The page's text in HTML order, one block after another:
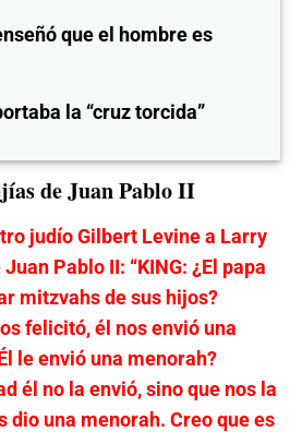
que el hombre es
la “cruz torcida”
de Juan Pablo II
judío Gilbert Levine a Larry
Juan Pablo II: “KING: ¿El papa
mitzvahs de sus hijos?
felicitó, él nos envió una
le envió una menorah?
él no la envió, sino que nos la
dio una menorah. Creo que es